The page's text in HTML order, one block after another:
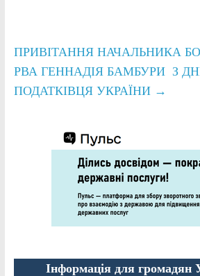
ПРИВІТАННЯ НАЧАЛЬНИКА
РВА ГЕННАДІЯ БАМБУРИ З
ПОДАТКІВЦЯ УКРАЇНИ →
Інформація для громадян